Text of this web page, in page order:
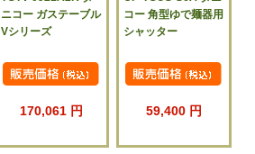
ニコー ガステーブル
Vシリーズ
170,061 円
コー 角型ゆで麺器用
シャッター
59,400 円